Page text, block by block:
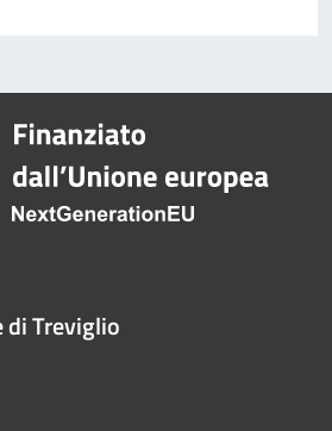
di Treviglio